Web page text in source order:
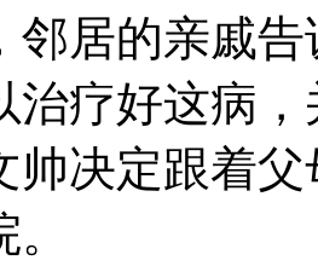
邻居的亲戚
治疗好这病
帅决定跟着